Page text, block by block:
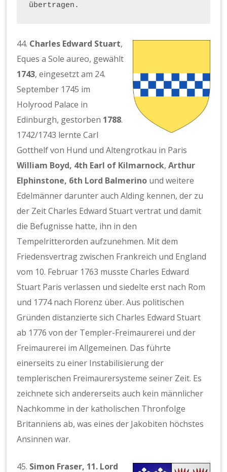
übertragen.
44. Charles Edward Stuart,
Eques a Sole aureo, gewählt
1743, eingesetzt am 24.
September 1745 im
Holyrood Palace in
Edinburgh, gestorben 1788.
1742/1743 lernte Carl
Gotthelf von Hund und Altengrotkau in Paris
William Boyd, 4th Earl of Kilmarnock,Arthur
Elphinstone, 6th Lord Balmerino und weitere
Edelmänner darunter auch Alding kennen, der zu
der Zeit Charles Edward Stuart vertrat und damit
die Befugnisse hatte, ihn in den
Tempelritterorden aufzunehmen. Mit dem
Friedensvertrag zwischen Frankreich und England
vom 10. Februar 1763 musste Charles Edward
Stuart Paris verlassen und siedelte erst nach Rom
und 1774 nach Florenz über. Aus politischen
Gründen distanzierte sich Charles Edward Stuart
ab 1776 von der Templer-Freimaurerei und der
Freimaurerei im Allgemeinen. Das führte
einerseits zu einer Instabilisierung der
templerischen Freimaurersysteme seiner Zeit. Es
zeichnete sich andererseits auch kein männlicher
Nachkomme in der katholischen Thronfolge
Britanniens ab, was eines der Jakobiten höchstes
Ansinnen war.
45. Simon Fraser, 11. Lord